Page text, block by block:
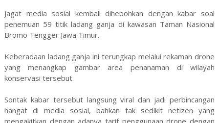
Jagat media sosial kembali dihebohkan dengan kabar soal
penemuan 59 titik ladang ganja di kawasan Taman Nasional
Bromo Tengger Jawa Timur.
Keberadaan ladang ganja ini terungkap melalui rekaman drone
yang menangkap gambar area penanaman di wilayah
konservasi tersebut.
Sontak kabar tersebut langsung viral dan jadi perbincangan
hangat di media sosial, bahkan tak sedikit netizen yang